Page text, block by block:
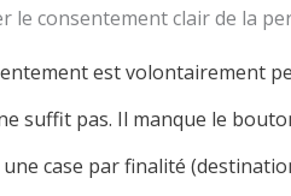
le consentement clair de la
est volontairement
suffit pas. Il manque le
case par finalité